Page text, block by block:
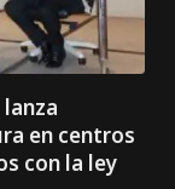
en centros
con la ley